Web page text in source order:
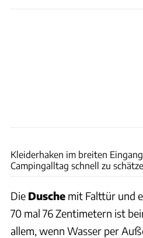
Kleiderhaken im breiten
Campingalltag schnell zu
Die Dusche mit Falttür und
70 mal 76 Zentimetern ist
allem, wenn Wasser per